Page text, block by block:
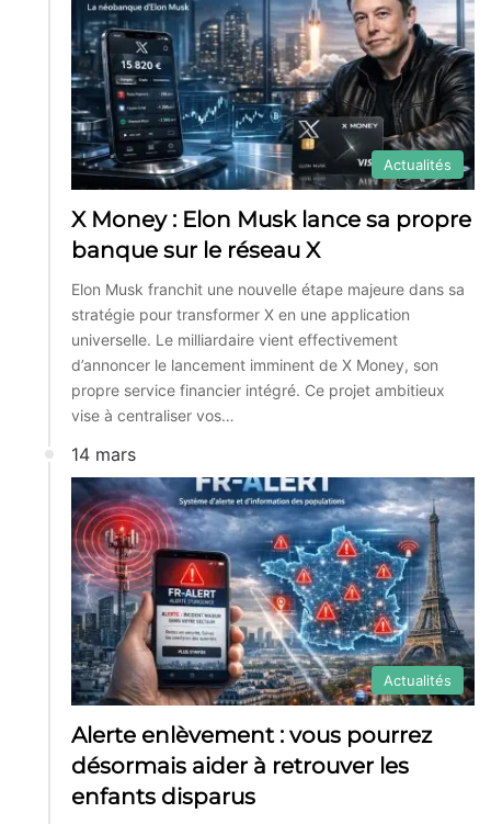
Actualités
X Money : Elon Musk lance sa propre
banque sur le réseau X
Elon Musk franchit une nouvelle étape majeure dans sa
stratégie pour transformer X en une application
universelle. Le milliardaire vient effectivement
d’annoncer le lancement imminent de X Money, son
propre service financier intégré. Ce projet ambitieux
vise à centraliser vos…
14 mars
Actualités
Alerte enlèvement : vous pourrez
désormais aider à retrouver les
enfants disparus